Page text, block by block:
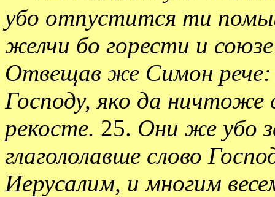
убо отпустится ти
желчи бо горести и
Отвещав же Симон рече:
Господу, яко да
рекосте. 25. Они же убо
глагололавше слово
Иерусалим, и многим